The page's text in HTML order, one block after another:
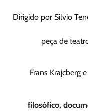
Dirigido por Silvio
peça de
Frans Krajcberg
filosófico,